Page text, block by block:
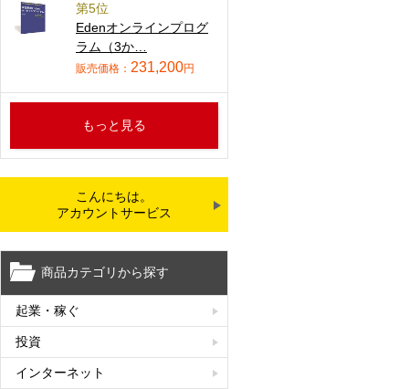
第5位
Edenオンラインプログ
ラム（3か…
販売価格： 231,200円
もっと見る
こんにちは。
アカウントサービス
商品カテゴリから探す
起業・稼ぐ
投資
インターネット